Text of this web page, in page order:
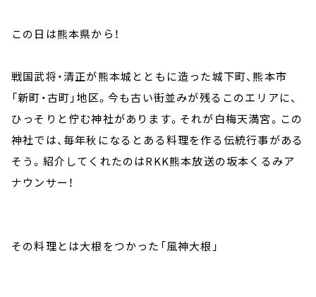
この日は熊本県から！
戦国武将・清正が熊本城とともに造った城下町、熊本市
「新町・古町」地区。今も古い街並みが残るこのエリアに、
ひっそりと佇む神社があります。それが白梅天満宮。この
神社では、毎年秋になるとある料理を作る伝統行事がある
そう。紹介してくれたのはRKK熊本放送の坂本くるみア
ナウンサー！
その料理とは大根をつかった「風神大根」